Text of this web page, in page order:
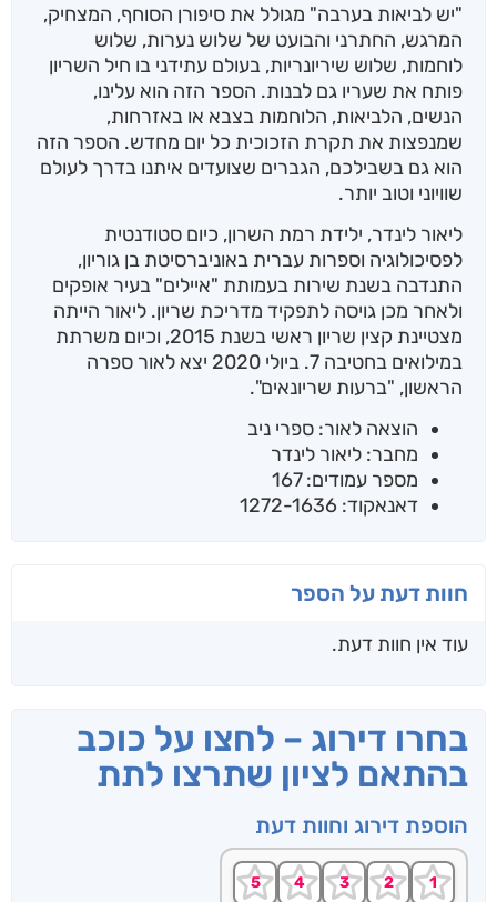
"יש לביאות בערבה" מגולל את סיפורן הסוחף, המצחיק,
המרגש, החתרני והבועט של שלוש נערות, שלוש
לוחמות, שלוש שיריונריות, בעולם עתידני בו חיל השריון
פותח את שעריו גם לבנות. הספר הזה הוא עלינו,
הנשים, הלביאות, הלוחמות בצבא או באזרחות,
שמנפצות את תקרת הזכוכית כל יום מחדש. הספר הזה
הוא גם בשבילכם, הגברים שצועדים איתנו בדרך לעולם
שוויוני וטוב יותר.
ליאור לינדר, ילידת רמת השרון, כיום סטודנטית
לפסיכולוגיה וספרות עברית באוניברסיטת בן גוריון,
התנדבה בשנת שירות בעמותת "איילים" בעיר אופקים
ולאחר מכן גויסה לתפקיד מדריכת שריון. ליאור הייתה
מצטיינת קצין שריון ראשי בשנת 2015, וכיום משרתת
במילואים בחטיבה 7. ביולי 2020 יצא לאור ספרה
הראשון, "ברעות שריונאים".
הוצאה לאור: ספרי ניב
מחבר: ליאור לינדר
מספר עמודים: 167
דאנאקוד: 1272-1636
חוות דעת על הספר
עוד אין חוות דעת.
בחרו דירוג – לחצו על כוכב
בהתאם לציון שתרצו לתת
הוספת דירוג וחוות דעת